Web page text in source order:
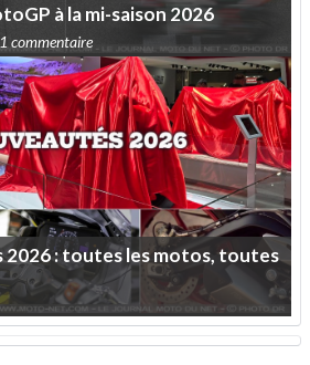
àlami-saison 2026
1 commentaire
2026:touteslesmotos,toutes